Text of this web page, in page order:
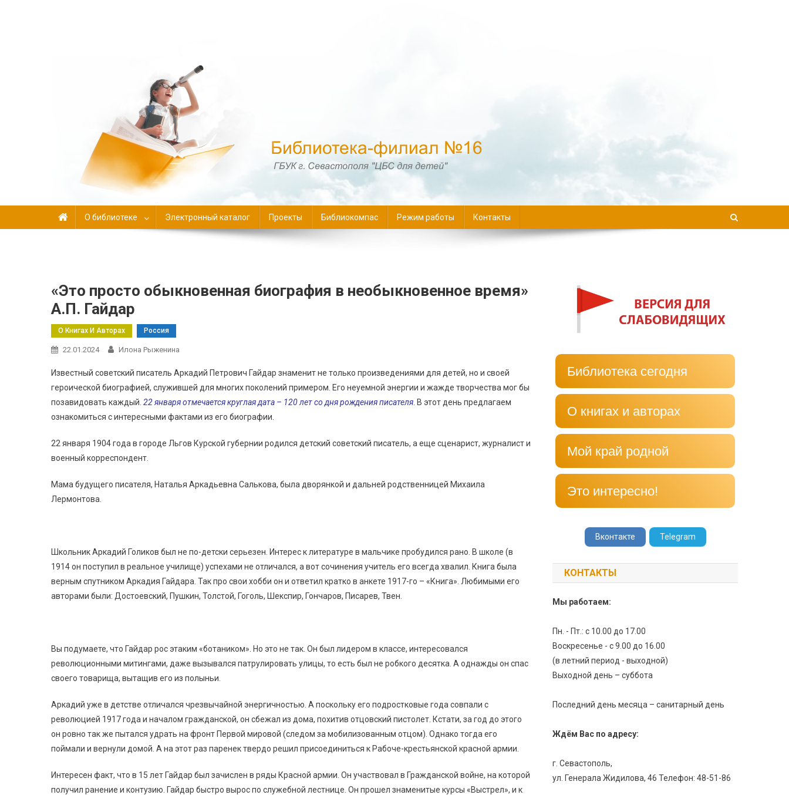
О библиотеке Электронный каталог Проекты Библиокомпас Режим работы Контакты
«Это просто обыкновенная биография в необыкновенное время»
А.П. Гайдар
О Книгах И Авторах Россия
22.01.2024 Илона Рыженина
Известный советский писатель Аркадий Петрович Гайдар знаменит не только произведениями для детей, но и своей
героической биографией, служившей для многих поколений примером. Его неуемной энергии и жажде творчества мог бы
позавидовать каждый. 22 января отмечается круглая дата – 120 лет со дня рождения писателя В этот день предлагаем
ознакомиться с интересными фактами из его биографии.
22 января 1904 года в городе Льгов Курской губернии родился детский советский писатель, а еще сценарист, журналист и
военный корреспондент.
Мама будущего писателя, Наталья Аркадьевна Салькова, была дворянкой и дальней родственницей Михаила
Лермонтова.
Школьник Аркадий Голиков был не по-детски серьезен. Интерес к литературе в мальчике пробудился рано. В школе (в
1914 он поступил в реальное училище) успехами не отличался, а вот сочинения учитель его всегда хвалил. Книга была
верным спутником Аркадия Гайдара. Так про свои хобби он и ответил кратко в анкете 1917-го – «Книга». Любимыми его
авторами были: Достоевский, Пушкин, Толстой, Гоголь, Шекспир, Гончаров, Писарев, Твен.
Вы подумаете, что Гайдар рос этаким «ботаником». Но это не так. Он был лидером в классе, интересовался
революционными митингами, даже вызывался патрулировать улицы, то есть был не робкого десятка. А однажды он спас
своего товарища, вытащив его из полыньи.
Аркадий уже в детстве отличался чрезвычайной энергичностью. А поскольку его подростковые года совпали с
революцией 1917 года и началом гражданской, он сбежал из дома, похитив отцовский пистолет. Кстати, за год до этого
он ровно так же пытался удрать на фронт Первой мировой (следом за мобилизованным отцом). Однако тогда его
поймали и вернули домой. А на этот раз паренек твердо решил присоединиться к Рабоче-крестьянской красной армии.
Интересен факт, что в 15 лет Гайдар был зачислен в ряды Красной армии. Он участвовал в Гражданской войне, на которой
получил ранение и контузию. Гайдар быстро вырос по служебной лестнице. Он прошел знаменитые курсы «Выстрел», и к
Библиотека сегодня
О книгах и авторах
Мой край родной
Это интересно!
Вконтакте Telegram
КОНТАКТЫ
Мы работаем:
Пн. - Пт.: с 10.00 до 17.00
Воскресенье - с 9.00 до 16.00
(в летний период - выходной)
Выходной день – суббота
Последний день месяца – санитарный день
Ждём Вас по адресу:
г. Севастополь,
ул. Генерала Жидилова, 46 Телефон: 48-51-86